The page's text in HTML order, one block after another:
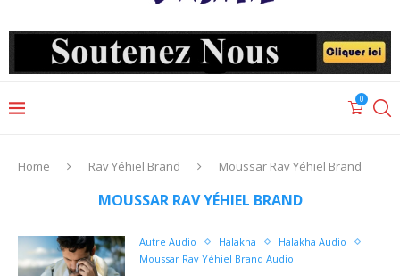
0
Home Rav Yéhiel Brand Moussar Rav Yéhiel Brand
MOUSSAR RAV YÉHIEL BRAND
Autre Audio Halakha
Halakha Audio
Moussar Rav Yéhiel Brand Audio